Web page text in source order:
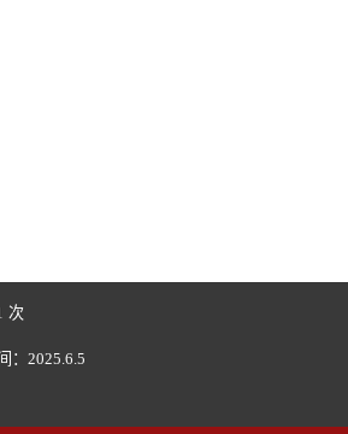
次
： 2025.6.5